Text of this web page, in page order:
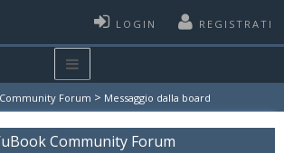
LOGIN REGISTRATI
Forum > Messaggio dalla board
Community Forum